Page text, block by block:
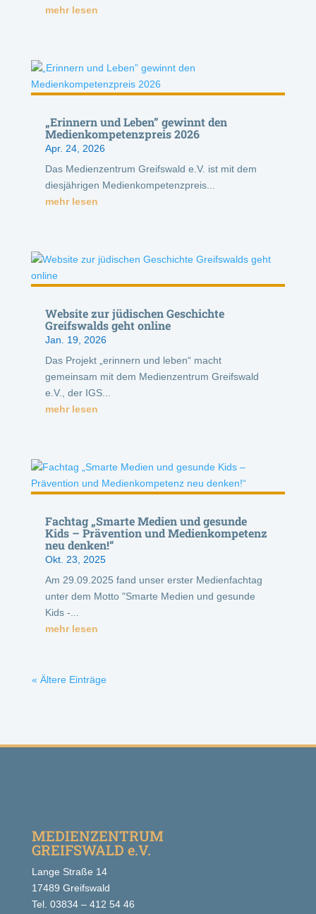
mehr lesen
„Erinnern und Leben” gewinnt den
Medienkompetenzpreis 2026
Apr. 24, 2026
Das Medienzentrum Greifswald e.V. ist mit dem
diesjährigen Medienkompetenzpreis...
mehr lesen
Website zur jüdischen Geschichte
Greifswalds geht online
Jan. 19, 2026
Das Projekt „erinnern und leben“ macht
gemeinsam mit dem Medienzentrum Greifswald
e.V., der IGS...
mehr lesen
Fachtag „Smarte Medien und gesunde
Kids – Prävention und Medienkompetenz
neu denken!“
Okt. 23, 2025
Am 29.09.2025 fand unser erster Medienfachtag
unter dem Motto "Smarte Medien und gesunde
Kids -...
mehr lesen
« Ältere Einträge
MEDIENZENTRUM
GREIFSWALD e.V.
Lange Straße 14
17489 Greifswald
Tel. 03834 – 412 54 46